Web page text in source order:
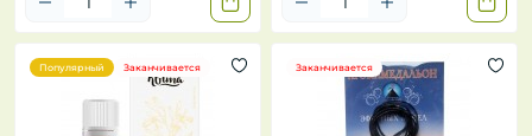
Популярный Заканчивается Заканчивается